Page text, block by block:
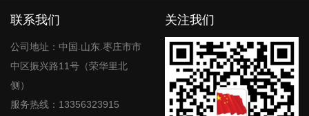
联系我们
公司地址：中国.山东.枣庄市市
中区振兴路11号（荣华里北
侧）
服务热线：13356323915
关注我们